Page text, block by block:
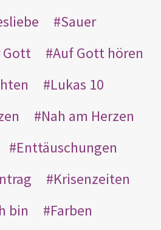
Sauer
Gott
Auf Gott hören
Lukas 10
Nah am Herzen
Enttäuschungen
Krisenzeiten
bin
Farben